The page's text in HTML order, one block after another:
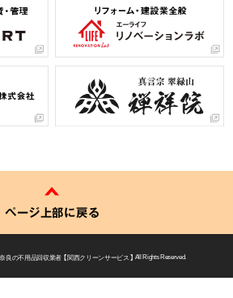
ページ上部に戻る
良の不用品回収業者 【 関西クリーンサービス 】 All Rights Reserved.